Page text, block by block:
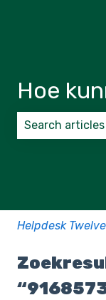
Hoe
Helpdesk Twelve